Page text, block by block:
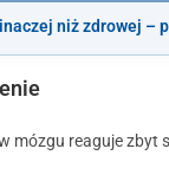
niż zdrowej –
mózgu reaguje